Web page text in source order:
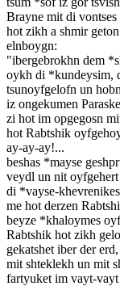
Brayne mit di
hot zikh a shmir
elnboygn:
"ibergebrokhn dem
oykh di *kundeysim,
tsunoyfgelofn un
iz ongekumen
zi hot im opgegosn
hot Rabtshik
ay-ay-ay!...
beshas *mayse
veydl un nit
di *vayse-
me hot derzen
beyze *khaloymes
Rabtshik hot zikh
gekatshet iber der
mit shteklekh un mit
fartyuket im vayt-